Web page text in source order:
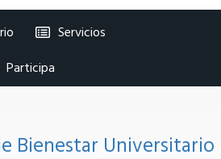
Servicios
Participa
Bienestar Universitario